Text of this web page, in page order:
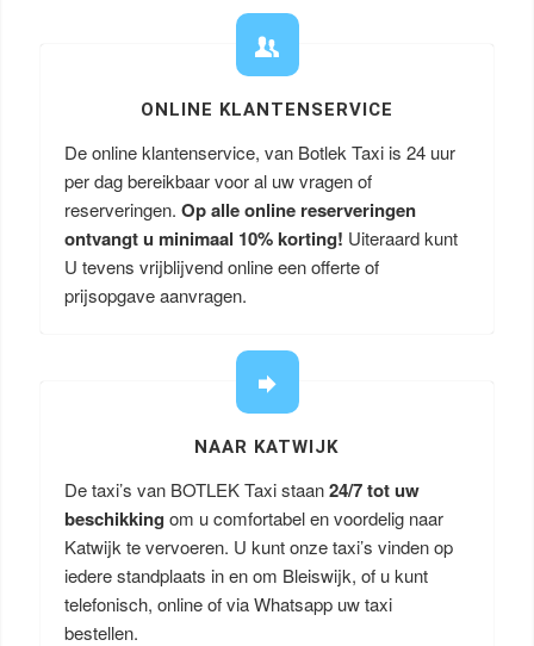
ONLINE KLANTENSERVICE
De online klantenservice, van Botlek Taxi is 24 uur
per dag bereikbaar voor al uw vragen of
reserveringen. Op alle online reserveringen
ontvangt u minimaal 10% korting! Uiteraard kunt
U tevens vrijblijvend online een offerte of
prijsopgave aanvragen.
NAAR KATWIJK
De taxi’s van BOTLEK Taxi staan24/7 tot uw
beschikking om u comfortabel en voordelig naar
Katwijk te vervoeren. U kunt onze taxi’s vinden op
iedere standplaats in en om Bleiswijk, of u kunt
telefonisch, online of via Whatsapp uw taxi
bestellen.